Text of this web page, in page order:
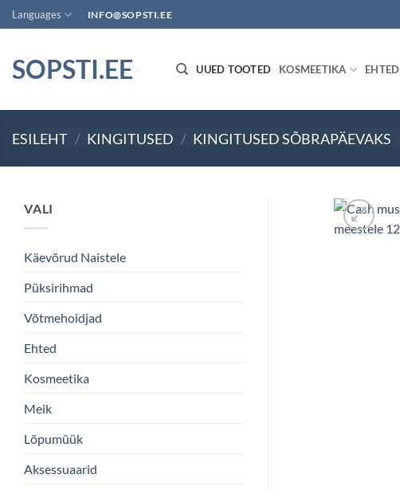
Skip
to
Languages INFO@SOPSTI.EE
SOPSTI.EE UUED TOOTED KOSMEETIKA EHTED
ESILEHT / KINGITUSED / KINGITUSED SÕBRAPÄEVAKS
VALI
Käevõrud Naistele
Püksirihmad
Võtmehoidjad
Ehted
Kosmeetika
Meik
Lõpumüük
Aksessuaarid